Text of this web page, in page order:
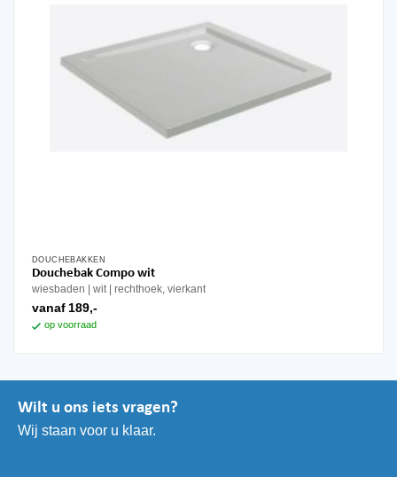
DOUCHEBAKKEN
Douchebak Compo wit
wiesbaden wit rechthoek, vierkant
vanaf 189,-
op voorraad
Dit
product
gekozen
worden
Wilt u ons iets vragen?
Wij staan voor u klaar.